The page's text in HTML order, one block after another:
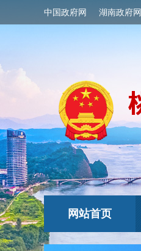
中国政府网 湖南政府网
网站首页